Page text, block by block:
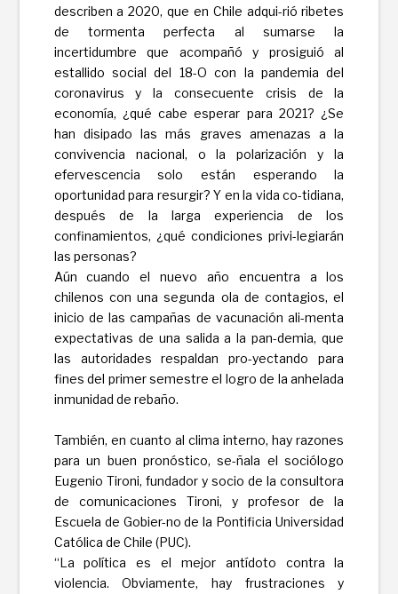
describen a 2020, que en Chile adqui-rió ribetes
de tormenta perfecta al sumarse la
incertidumbre que acompañó y prosiguió al
estallido social del 18-O con la pandemia del
coronavirus y la consecuente crisis de la
economía, ¿qué cabe esperar para 2021? ¿Se
han disipado las más graves amenazas a la
convivencia nacional, o la polarización y la
efervescencia solo están esperando la
oportunidad para resurgir? Y en la vida co-tidiana,
después de la larga experiencia de los
confinamientos, ¿qué condiciones privi-legiarán
las personas?
Aún cuando el nuevo año encuentra a los
chilenos con una segunda ola de contagios, el
inicio de las campañas de vacunación ali-menta
expectativas de una salida a la pan-demia, que
las autoridades respaldan pro-yectando para
fines del primer semestre el logro de la anhelada
inmunidad de rebaño.
También, en cuanto al clima interno, hay razones
para un buen pronóstico, se-ñala el sociólogo
Eugenio Tironi, fundador y socio de la consultora
de comunicaciones Tironi, y profesor de la
Escuela de Gobier-no de la Pontificia Universidad
Católica de Chile (PUC).
“La política es el mejor antídoto contra la
violencia. Obviamente, hay frustraciones y